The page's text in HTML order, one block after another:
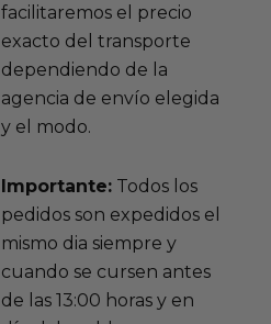
facilitaremos el precio
exacto del transporte
dependiendo de la
agencia de envío elegida
y el modo.
Importante:Todos los
pedidos son expedidos el
mismo dia siempre y
cuando se cursen antes
de las 13:00 horas y en